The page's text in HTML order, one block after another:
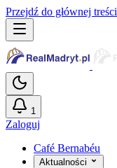
Przejdź do głównej treści
1
Zaloguj
Café Bernabéu
Aktualności